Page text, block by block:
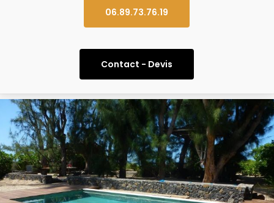
06.89.73.76.19
Contact - Devis